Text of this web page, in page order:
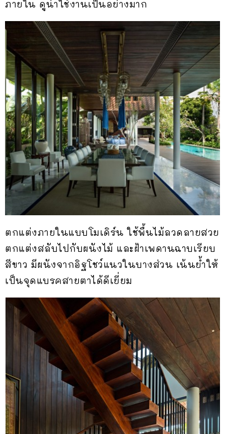
ภายใน ดูน่าใช้งานเป็นอย่างมาก
ตกแต่งภายในแบบโมเดิร์น ใช้พื้นไม้ลวดลายสวย
ตกแต่งสลับไปกับผนังไม้ และฝ้าเพดานฉาบเรียบ
สีขาว มีผนังจากอิฐโชว์แนวในบางส่วน เน้นย้ำให้
เป็นจุดแบรคสายตาได้ดีเยี่ยม